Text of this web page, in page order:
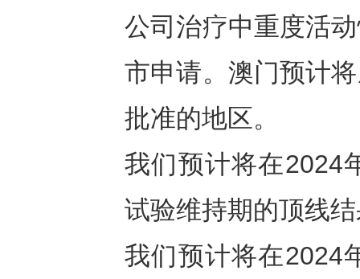
公司治疗中重度活
市申请。澳门预计
批准的地区。
我们预计将在2024
试验维持期的顶线
我们预计将在2024